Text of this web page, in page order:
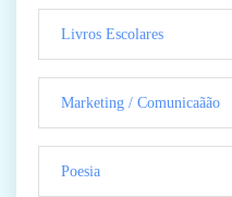
Livros Escolares
Marketing / Comunicaãão
Poesia